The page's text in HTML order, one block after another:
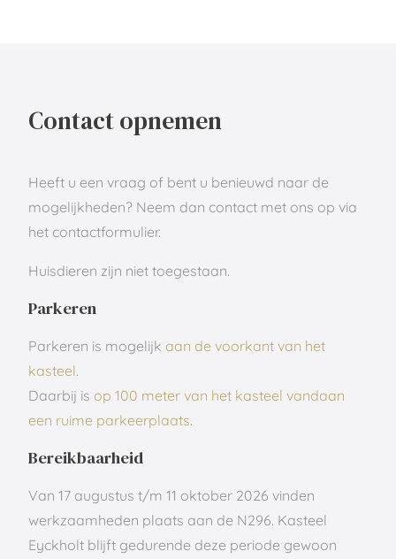
Contact opnemen
Heeft u een vraag of bent u benieuwd naar de
mogelijkheden? Neem dan contact met ons op via
het contactformulier.
Huisdieren zijn niet toegestaan.
Parkeren
Parkeren is mogelijk aan de voorkant van het
kasteel.
Daarbij is op 100 meter van het kasteel vandaan
een ruime parkeerplaats.
Bereikbaarheid
Van 17 augustus t/m 11 oktober 2026 vinden
werkzaamheden plaats aan de N296. Kasteel
Eyckholt blijft gedurende deze periode gewoon